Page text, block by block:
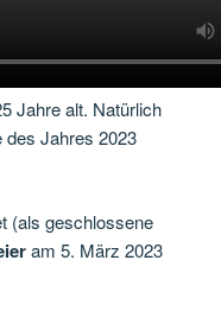
Jahre alt. Natürlich
des Jahres 2023
(als geschlossene
am 5. März 2023